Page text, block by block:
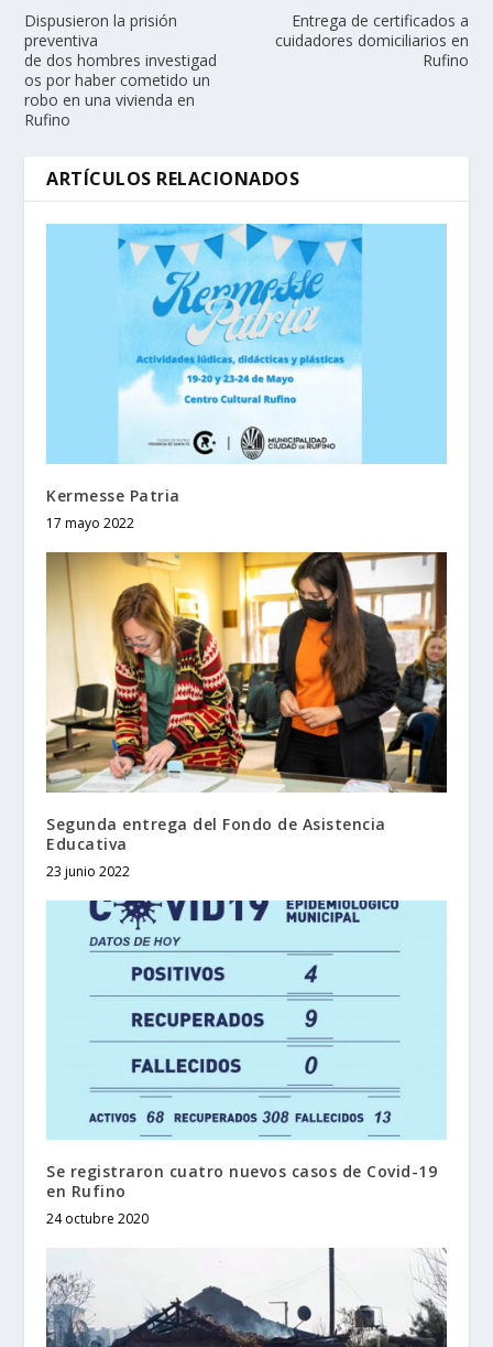
Dispusieron la prisión
preventiva
de dos hombres investigad
os por haber cometido un
robo en una vivienda en
Rufino
Entrega de certificados a
cuidadores domiciliarios en
Rufino
ARTÍCULOS RELACIONADOS
Kermesse Patria
17 mayo 2022
Segunda entrega del Fondo de Asistencia
Educativa
23 junio 2022
Se registraron cuatro nuevos casos de Covid-19
en Rufino
24 octubre 2020